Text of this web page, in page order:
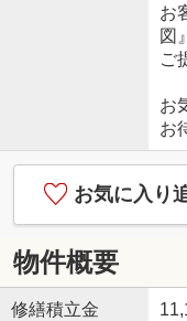
お
図
ご
お
お
お気に入り
物件概要
修繕積立金